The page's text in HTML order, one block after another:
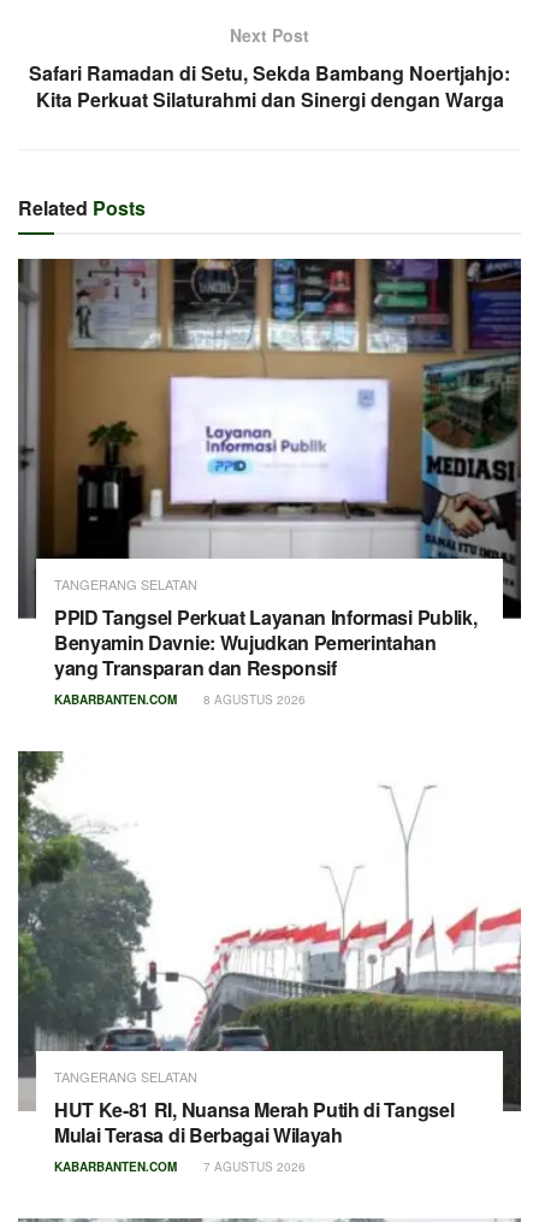
Next Post
Safari Ramadan di Setu, Sekda Bambang Noertjahjo:
Kita Perkuat Silaturahmi dan Sinergi dengan Warga
Related Posts
TANGERANG SELATAN
PPID Tangsel Perkuat Layanan Informasi Publik,
Benyamin Davnie: Wujudkan Pemerintahan
yang Transparan dan Responsif
KABARBANTEN.COM 8 AGUSTUS 2026
TANGERANG SELATAN
HUT Ke-81 RI, Nuansa Merah Putih di Tangsel
Mulai Terasa di Berbagai Wilayah
KABARBANTEN.COM 7 AGUSTUS 2026